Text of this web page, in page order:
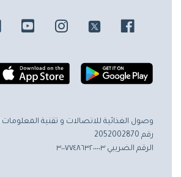
وصول الغذائية للاتصالات و تقنية المعلومات
رقم 2052002870
الرقم الضريبي ٣٠٠٧٧٤٨٦٣٢٠٠٠٠٣